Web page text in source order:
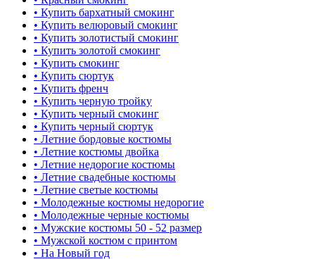
• Купить бархатный смокинг
• Купить велюровый смокинг
• Купить золотистый смокинг
• Купить золотой смокинг
• Купить смокинг
• Купить сюртук
• Купить френч
• Купить черную тройку
• Купить черный смокинг
• Купить черный сюртук
• Летние бордовые костюмы
• Летние костюмы двойка
• Летние недорогие костюмы
• Летние свадебные костюмы
• Летние светые костюмы
• Молодежные костюмы недорогие
• Молодежные черные костюмы
• Мужские костюмы 50 - 52 размер
• Мужской костюм с принтом
• На Новый год